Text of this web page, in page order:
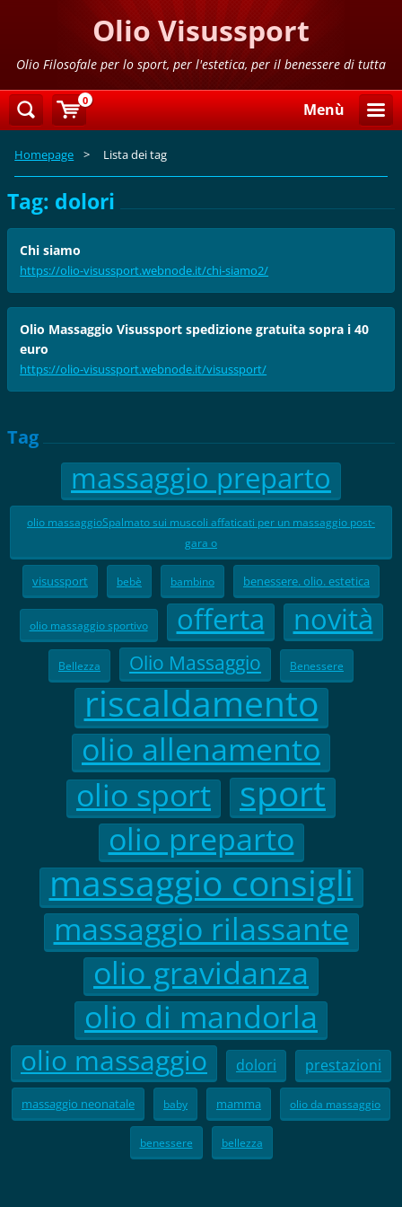
Olio Visussport
Olio Filosofale per lo sport, per l'estetica, per il benessere di tutta
Menù
Homepage > Lista dei tag
Tag: dolori
Chi siamo
https://olio-visussport.webnode.it/chi-siamo2/
Olio Massaggio Visussport spedizione gratuita sopra i 40
euro
https://olio-visussport.webnode.it/visussport/
Tag
massaggio preparto
olio massaggioSpalmato sui muscoli affaticati per un massaggio post-
gara o
visussport bebè bambino benessere. olio. estetica
olio massaggio sportivo offerta novità
Bellezza Olio Massaggio Benessere
riscaldamento
olio allenamento
olio sport
sport
olio preparto
massaggio consigli
massaggio rilassante
olio gravidanza
olio di mandorla
olio massaggio dolori prestazioni
massaggio neonatale baby mamma olio da massaggio
benessere bellezza
0